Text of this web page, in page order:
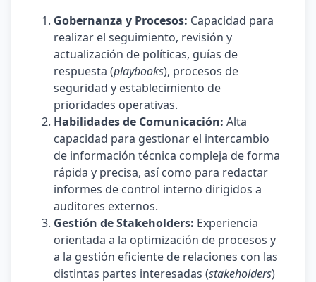
Gobernanza y Procesos: Capacidad para
realizar el seguimiento, revisión y
actualización de políticas, guías de
respuesta (playbooks), procesos de
seguridad y establecimiento de
prioridades operativas.
Habilidades de Comunicación: Alta
capacidad para gestionar el intercambio
de información técnica compleja de forma
rápida y precisa, así como para redactar
informes de control interno dirigidos a
auditores externos.
Gestión de Stakeholders: Experiencia
orientada a la optimización de procesos y
a la gestión eficiente de relaciones con las
distintas partes interesadas (stakeholders)